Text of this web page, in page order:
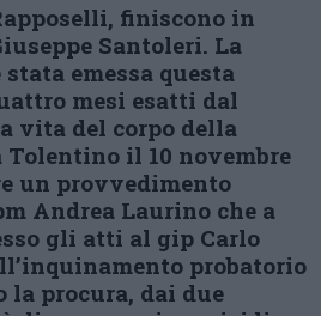
finiscono in
Santoleri. La
emessa questa
mesi esatti dal
vita del corpo della
il 10 novembre
un provvedimento
Andrea Laurino che a
gli atti al gip Carlo
probatorio
la procura, dai due